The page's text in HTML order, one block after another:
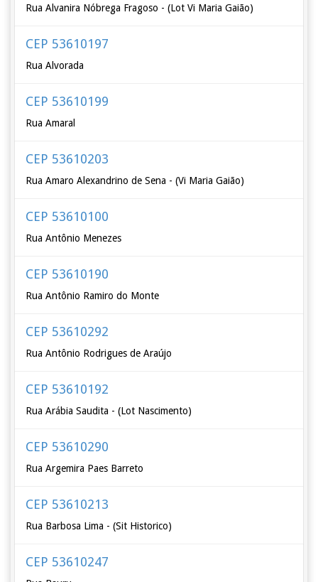
Rua Alvanira Nóbrega Fragoso - (Lot Vi Maria Gaião)
CEP 53610197
Rua Alvorada
CEP 53610199
Rua Amaral
CEP 53610203
Rua Amaro Alexandrino de Sena - (Vi Maria Gaião)
CEP 53610100
Rua Antônio Menezes
CEP 53610190
Rua Antônio Ramiro do Monte
CEP 53610292
Rua Antônio Rodrigues de Araújo
CEP 53610192
Rua Arábia Saudita - (Lot Nascimento)
CEP 53610290
Rua Argemira Paes Barreto
CEP 53610213
Rua Barbosa Lima - (Sit Historico)
CEP 53610247